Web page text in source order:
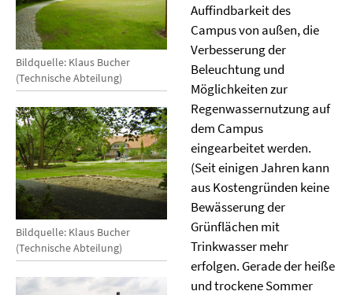
Bildquelle: Klaus Bucher
(Technische Abteilung)
Bildquelle: Klaus Bucher
(Technische Abteilung)
Auffindbarkeit des
Campus von außen, die
Verbesserung der
Beleuchtung und
Möglichkeiten zur
Regenwassernutzung auf
dem Campus
eingearbeitet werden.
(Seit einigen Jahren kann
aus Kostengründen keine
Bewässerung der
Grünflächen mit
Trinkwasser mehr
erfolgen. Gerade der heiße
und trockene Sommer